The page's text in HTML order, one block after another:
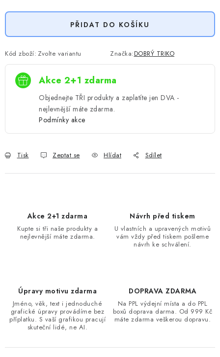
PŘIDAT DO KOŠÍKU
Kód zboží: Zvolte variantu Značka:DOBRÝ TRIKO
Akce 2+1 zdarma
Objednejte TŘI produkty a zaplatíte jen DVA -
nejlevnější máte zdarma.
Podmínky akce
Tisk Zeptat se Hlídat Sdílet
Akce 2+1 zdarma
Kupte si tři naše produkty a
nejlevnější máte zdarma.
Návrh před tiskem
U vlastních a upravených motivů
vám vždy před tiskem pošleme
návrh ke schválení.
Úpravy motivu zdarma
Jméno, věk, text i jednoduché
grafické úpravy provádíme bez
příplatku. S vaší grafikou pracují
skuteční lidé, ne AI.
DOPRAVA ZDARMA
Na PPL výdejní místa a do PPL
boxů doprava darma. Od 999 Kč
máte zdarma veškerou dopravu.